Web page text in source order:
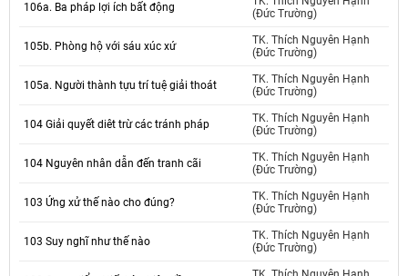
106a. Ba pháp lợi ích bất động
(Đức Trường)
105b. Phòng hộ với sáu xúc xứ
TK. Thích Nguyên Hạnh
(Đức Trường)
105a. Người thành tựu trí tuệ giải thoát
TK. Thích Nguyên Hạnh
(Đức Trường)
104 Giải quyết diêt trừ các tránh pháp
TK. Thích Nguyên Hạnh
(Đức Trường)
104 Nguyên nhân dẫn đến tranh cãi
TK. Thích Nguyên Hạnh
(Đức Trường)
103 Ứng xử thế nào cho đúng?
TK. Thích Nguyên Hạnh
(Đức Trường)
103 Suy nghĩ như thế nào
TK. Thích Nguyên Hạnh
(Đức Trường)